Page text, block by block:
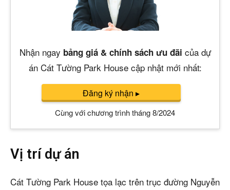
Nhận ngay bảng giá & chính sách ưu đãi của dự
án Cát Tường Park House cập nhật mới nhất:
Đăng ký nhận ▸
Cùng với chương trình tháng 8/2024
Vị trí dự án
Cát Tường Park House tọa lạc trên trục đường Nguyễn